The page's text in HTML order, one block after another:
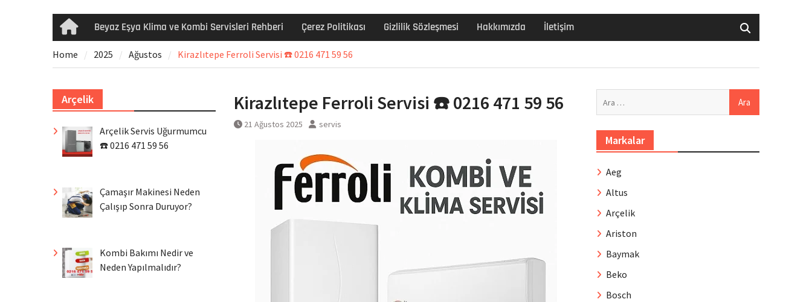
HomeBeyaz Eşya Klima ve Kombi Servisleri Rehberi Çerez Politikası Gizlilik Sözleşmesi Hakkımızda İletişim
Home 2025 Ağustos Kirazlıtepe Ferroli Servisi ☎️ 0216 471 59 56
Kirazlıtepe Ferroli Servisi ☎️ 0216 471 59 56
21 Ağustos 2025 servis
Markalar
Aeg
Altus
Arçelik
Ariston
Baymak
Beko
Bosch
Arçelik
Arçelik Servis Uğurmumcu
☎️ 0216 471 59 56
Çamaşır Makinesi Neden
Çalışıp Sonra Duruyor?
Kombi Bakımı Nedir ve
Neden Yapılmalıdır?